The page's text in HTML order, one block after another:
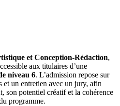
et Conception-Rédaction,
aux titulaires d’une
niveau 6. L’admission repose sur
et un entretien avec un jury, afin
son potentiel créatif et la cohérence
programme.